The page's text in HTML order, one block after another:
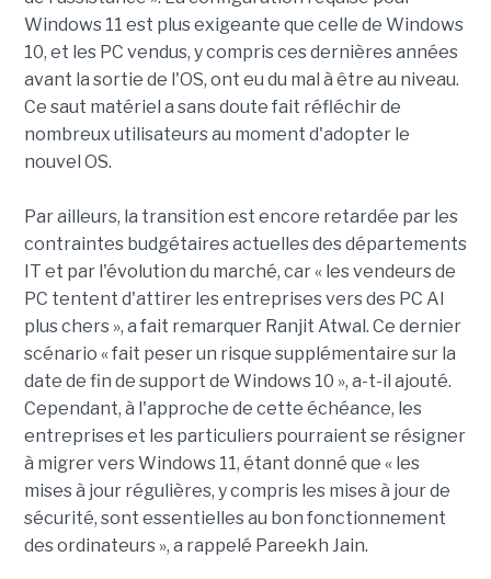
Windows 11 est plus exigeante que celle de Windows
10, et les PC vendus, y compris ces dernières années
avant la sortie de l'OS, ont eu du mal à être au niveau.
Ce saut matériel a sans doute fait réfléchir de
nombreux utilisateurs au moment d'adopter le
nouvel OS.
Par ailleurs, la transition est encore retardée par les
contraintes budgétaires actuelles des départements
IT et par l'évolution du marché, car « les vendeurs de
PC tentent d'attirer les entreprises vers des PC AI
plus chers », a fait remarquer Ranjit Atwal. Ce dernier
scénario « fait peser un risque supplémentaire sur la
date de fin de support de Windows 10 », a-t-il ajouté.
Cependant, à l'approche de cette échéance, les
entreprises et les particuliers pourraient se résigner
à migrer vers Windows 11, étant donné que « les
mises à jour régulières, y compris les mises à jour de
sécurité, sont essentielles au bon fonctionnement
des ordinateurs », a rappelé Pareekh Jain.